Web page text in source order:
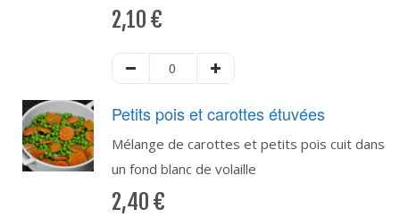
2,10 €
Petits pois et carottes étuvées
Mélange de carottes et petits pois cuit dans
un fond blanc de volaille
2,40 €